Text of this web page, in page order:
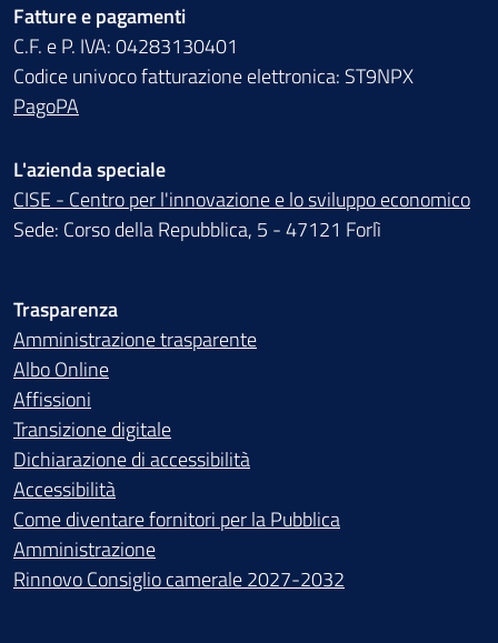
Fatture e pagamenti
C.F. e P. IVA: 04283130401
Codice univoco fatturazione elettronica: ST9NPX
PagoPA
L'azienda speciale
CISE - Centro per l'innovazione e lo sviluppo economico
Sede: Corso della Repubblica, 5 - 47121 Forlì
Trasparenza
Amministrazione trasparente
Albo Online
Affissioni
Transizione digitale
Dichiarazione di accessibilità
Accessibilità
Come diventare fornitori per la Pubblica
Amministrazione
Rinnovo Consiglio camerale 2027-2032